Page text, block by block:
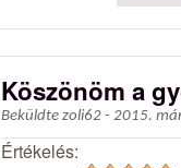
Köszönöm a
Beküldte zoli62 - 2015.
Értékelés: